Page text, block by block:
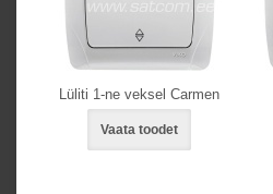
Lüliti 1-ne veksel Carmen
Vaata toodet